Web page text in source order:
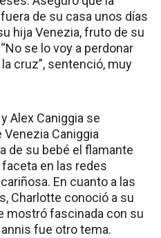
de su casa unos días
hija Venezia, fruto de su
se lo voy a perdonar
cruz”, sentenció, muy
Alex Caniggia se
Caniggia
de su bebé el flamante
en las redes
En cuanto a las
Charlotte conoció a su
mostró fascinada con su
fue otro tema.